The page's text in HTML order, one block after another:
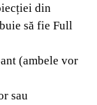
din
să fie Full
(ambele vor
sau